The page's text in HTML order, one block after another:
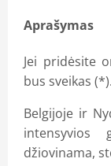
Aprašymas
Jei pridėsite
bus sveikas (*).
Belgijoje ir
intensyvios
džiovinama,